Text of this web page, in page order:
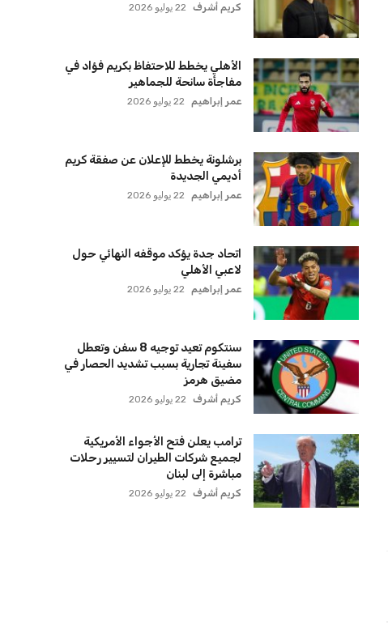
كريم أشرف 22 يوليو 2026
الأهلي يخطط للاحتفاظ بكريم فؤاد في
مفاجأة سانحة للجماهير
عمر إبراهيم 22 يوليو 2026
برشلونة يخطط للإعلان عن صفقة كريم
أديمي الجديدة
عمر إبراهيم 22 يوليو 2026
اتحاد جدة يؤكد موقفه النهائي حول
لاعبي الأهلي
عمر إبراهيم 22 يوليو 2026
سنتكوم تعيد توجيه 8 سفن وتعطل
سفينة تجارية بسبب تشديد الحصار في
مضيق هرمز
كريم أشرف 22 يوليو 2026
ترامب يعلن فتح الأجواء الأمريكية
لجميع شركات الطيران لتسيير رحلات
مباشرة إلى لبنان
كريم أشرف 22 يوليو 2026